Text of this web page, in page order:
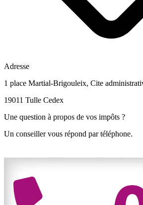
Adresse
1 place Martial-Brigouleix, Cite
19011 Tulle Cedex
Une question à propos de vos impôts ?
Un conseiller vous répond par téléphone.